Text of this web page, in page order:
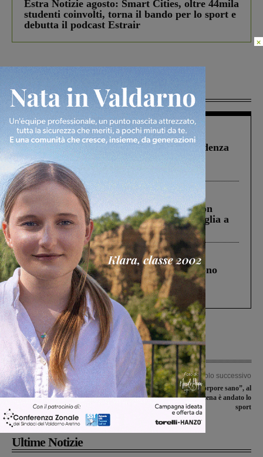
Estra Notizie agosto: Smart Cities, oltre 44mila
studenti coinvolti, torna il bando per lo sport e
debutta il podcast Estrair
Più lette
Figline Incisa Valdarno 1 Agosto 2026
Piscina di Figline finanziata oltre la scadenza
Pnrr, il gruppo di Fratelli d’Italia: “Un
ringraziamento al Governo”
Cronaca 3 Agosto 2026
Scomparso da una struttura di Castiglion
Fiorentino l’uomo che aveva ucciso la figlia a
Levane nel 2020
Cronaca 4 Agosto 2026
Un anno fa la strage in A1 in cui morirono
Gianni, Giulia e Franco. Lo schianto, il
processo, lo stop ai sorpassi fra tir....
Articolo precedente
Incidente in via Marconi, coinvolto un
camion dei pompieri. I residenti:
“Strada pericolosa”
Articolo successivo
“Mens sana in corpore sano”, al
teatro comunale in scena è andato lo
sport
Ultime Notizie
×